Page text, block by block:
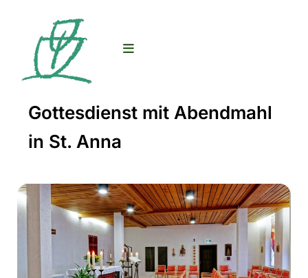
Gottesdienst mit Abendmahl
in St. Anna